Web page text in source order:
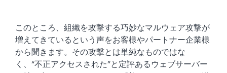
このところ、組織を攻撃する巧妙なマルウェア攻撃が
増えてきているという声をお客様やパートナー企業様
から聞きます。その攻撃とは単純なものではな
く、“不正アクセスされた”と定評あるウェブサーバー